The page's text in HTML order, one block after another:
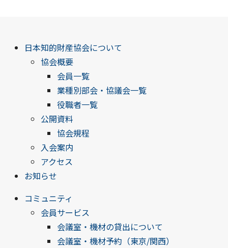
日本知的財産協会について
協会概要
会員一覧
業種別部会・協議会一覧
役職者一覧
公開資料
協会規程
入会案内
アクセス
お知らせ
コミュニティ
会員サービス
会議室・機材の貸出について
会議室・機材予約（東京/関西）